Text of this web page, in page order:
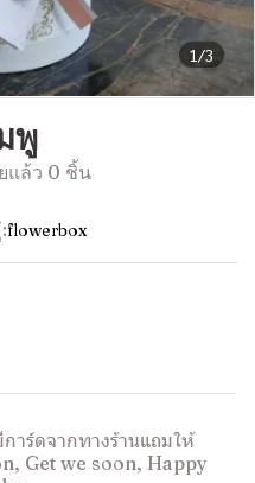
1/3
พู
แล้ว 0 ชิ้น
flowerbox
าร์ดจากทางร้านแถมให้
Get we soon, Happy